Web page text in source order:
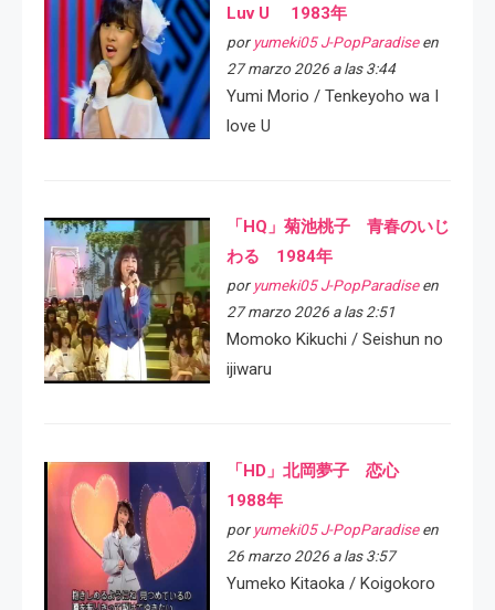
Luv U 1983年
por yumeki05 J-PopParadiseen
27 marzo 2026 a las 3:44
Yumi Morio / Tenkeyoho wa I
love U
「HQ」菊池桃子 青春のいじ
わる 1984年
por yumeki05 J-PopParadiseen
27 marzo 2026 a las 2:51
Momoko Kikuchi / Seishun no
ijiwaru
「HD」北岡夢子 恋心
1988年
por yumeki05 J-PopParadiseen
26 marzo 2026 a las 3:57
Yumeko Kitaoka / Koigokoro